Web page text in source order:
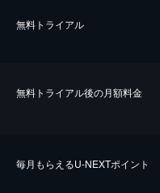
無料トライアル
無料トライアル後の⽉額料金
毎⽉もらえるU-NEXTポイント